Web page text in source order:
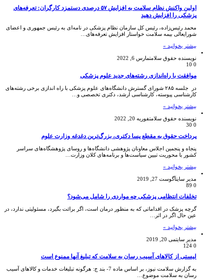
اولین واکنش نظام سلامت به افزایش ۵۷ درصدی دستمزد کارگران: تعرفه‌های
پزشکی را افزایش دهید
محمد رئیس‌زاده، رئیس کل سازمان نظام پزشکی در نامه‌ای به رئیس جمهوری و اعضای
شورایعالی بیمه سلامت خواستار افزایش تعرفه‌های…
بیشتر بخوانید »
نویسنده حقوق سلامتمارس 6, 2022
0
️موافقت با راه‌اندازی رشته‌های جدید علوم پزشکی
در جلسه ۲۸۵ شورای گسترش دانشگاه‌های علوم پزشکی با راه اندازی برخی رشته‌های
کارشناسی پیوسته، کارشناسی ارشد، دکتری تخصصی و…
بیشتر بخوانید »
نویسنده حقوق سلامتفوریه 20, 2022
0
پرداخت حقوق به مقطع پسا دکتری، بزرگ‌ترین دغدغه وزارت علوم
پنجاه و پنجمین اجلاس معاونان پژوهشی دانشگاه‌ها و روسای پژوهشگاه‌های سراسر
کشور با محوریت تبیین سیاست‌ها و برنامه‌های کلان وزارت…
بیشتر بخوانید »
مدیر سایتآگوست 27, 2019
0
تخلفات انتظامی پزشکی چه مواردی را شامل می‌شود؟
گرچه پزشک در اقداماتی که به منظور درمان است، اگر برائت بگیرد، مسئولیتی ندارد، در
عین حال اگر در اثر…
بیشتر بخوانید »
مدیر سایتمی 20, 2019
0
لیستی از کالاهای آسیب رسان به سلامت که تبلیغ آنها ممنوع است
به گزارش سلامت نیوز، بر اساس ماده 7- بند ج: هرگونه تبلیغات خدمات و کالاهای آسیب
رسان به سلامت موضوع…